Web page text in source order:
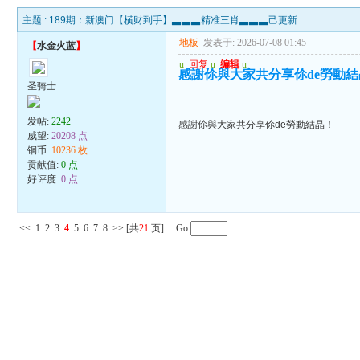
主题 : 189期：新澳门【横财到手】▃▃▃精准三肖▃▃▃己更新..
【水金火蓝】
圣骑士
发帖:2242
威望:20208 点
铜币: 10236 枚
贡献值:0 点
好评度:0 点
地板 发表于: 2026-07-08 01:45
u 回复 u 编辑 u
感謝伱與大家共分享伱de勞動結
感謝伱與大家共分享伱de勞動結晶！
<< 1 2 3 4 5 6 7 8 >> [共21 页] Go